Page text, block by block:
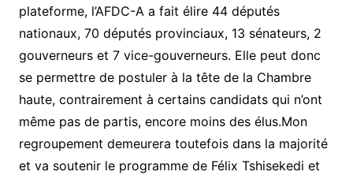
plateforme, l’AFDC-A a fait élire 44 députés
nationaux, 70 députés provinciaux, 13 sénateurs, 2
gouverneurs et 7 vice-gouverneurs. Elle peut donc
se permettre de postuler à la tête de la Chambre
haute, contrairement à certains candidats qui n’ont
même pas de partis, encore moins des élus.Mon
regroupement demeurera toutefois dans la majorité
et va soutenir le programme de Félix Tshisekedi et